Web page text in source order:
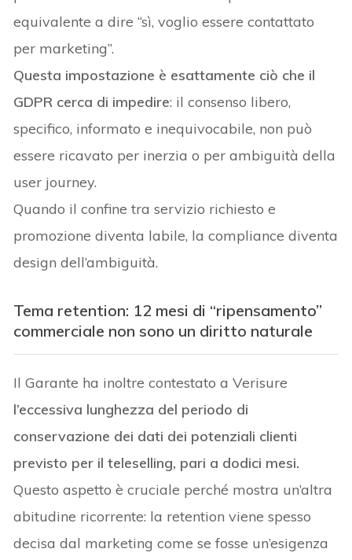
equivalente a dire “sì, voglio essere contattato
per marketing”.
Questa impostazione è esattamente ciò che il
GDPR cerca di impedire: il consenso libero,
specifico, informato e inequivocabile, non può
essere ricavato per inerzia o per ambiguità della
user journey.
Quando il confine tra servizio richiesto e
promozione diventa labile, la compliance diventa
design dell’ambiguità.
Tema retention: 12 mesi di “ripensamento”
commerciale non sono un diritto naturale
Il Garante ha inoltre contestato a Verisure
l’eccessiva lunghezza del periodo di
conservazione dei dati dei potenziali clienti
previsto per il teleselling, pari a dodici mesi.
Questo aspetto è cruciale perché mostra un’altra
abitudine ricorrente: la retention viene spesso
decisa dal marketing come se fosse un’esigenza